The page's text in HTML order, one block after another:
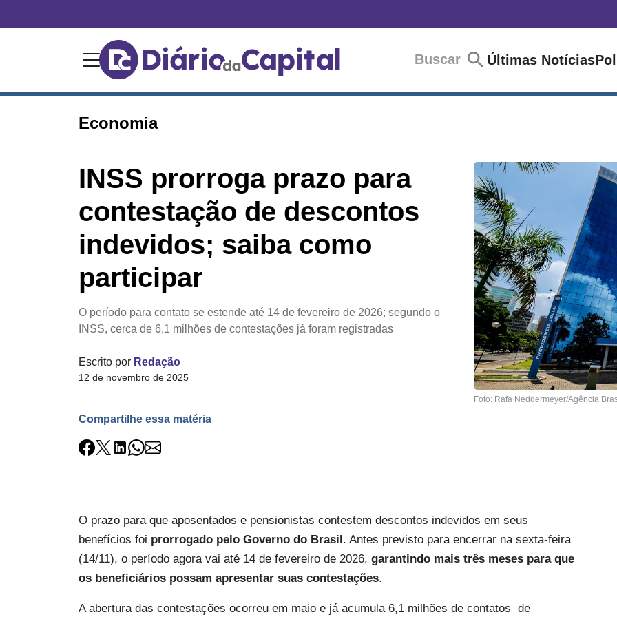
Buscar Últimas Notícias
Economia
INSS prorroga prazo para
contestação de descontos
indevidos; saiba como
participar
O período para contato se estende até 14 de fevereiro de 2026; segundo o
INSS, cerca de 6,1 milhões de contestações já foram registradas
Escrito por Redação
12 de novembro de 2025
Compartilhe essa matéria
Foto: Rafa Neddermeyer/Agência
O prazo para que aposentados e pensionistas contestem descontos indevidos em seus
benefícios foi prorrogado pelo Governo do Brasil . Antes previsto para encerrar na sexta-feira
(14/11), o período agora vai até 14 de fevereiro de 2026, garantindo mais três meses para que
os beneficiários possam apresentar suas contestações.
A abertura das contestações ocorreu em maio e já acumula 6,1 milhões de contatos de